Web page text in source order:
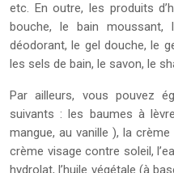
etc. En outre, les produits
bouche, le bain moussant,
déodorant, le gel douche, le
les sels de bain, le savon, le
Par ailleurs, vous pouvez
suivants : les baumes à
mangue, au vanille ), la
crème visage contre soleil,
hydrolat, l’huile végétale (à